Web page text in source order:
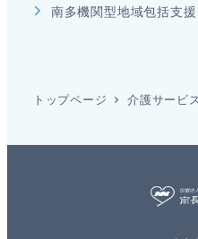
南多機関型地域包括支
トップページ 介護サービ